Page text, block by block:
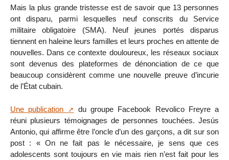
Mais la plus grande tristesse est de savoir que 13 personnes
ont disparu, parmi lesquelles neuf conscrits du Service
militaire obligatoire (SMA). Neuf jeunes portés disparus
tiennent en haleine leurs familles et leurs proches en attente de
nouvelles. Dans ce contexte douloureux, les réseaux sociaux
sont devenus des plateformes de dénonciation de ce que
beaucoup considèrent comme une nouvelle preuve d’incurie
de l’État cubain.
Une publication
du groupe Facebook Revolico Freyre a
réuni plusieurs témoignages de personnes touchées. Jesús
Antonio, qui affirme être l’oncle d’un des garçons, a dit sur son
post : « On ne fait pas le nécessaire, je sens que ces
adolescents sont toujours en vie mais rien n’est fait pour les